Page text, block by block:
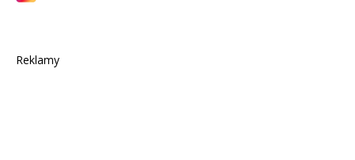
Reklamy